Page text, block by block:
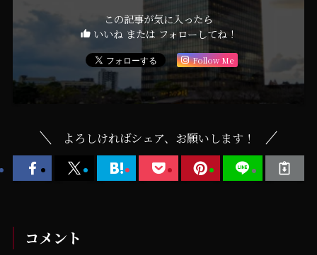
この記事が気に入ったら
いいね または フォローしてね！
Follow Me
よろしければシェア、お願いします！
コメント